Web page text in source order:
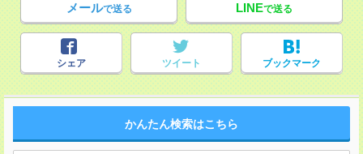
メールで送る LINEで送る
シェア ツイート ブックマーク
かんたん検索はこちら